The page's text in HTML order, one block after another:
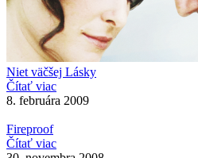
Niet väčšej Lásky
Čítať viac
8. februára 2009
Fireproof
Čítať viac